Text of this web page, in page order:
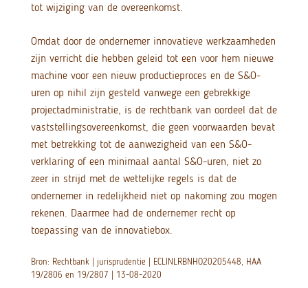
tot wijziging van de overeenkomst.
Omdat door de ondernemer innovatieve werkzaamheden
zijn verricht die hebben geleid tot een voor hem nieuwe
machine voor een nieuw productieproces en de S&O-
uren op nihil zijn gesteld vanwege een gebrekkige
projectadministratie, is de rechtbank van oordeel dat de
vaststellingsovereenkomst, die geen voorwaarden bevat
met betrekking tot de aanwezigheid van een S&O-
verklaring of een minimaal aantal S&O-uren, niet zo
zeer in strijd met de wettelijke regels is dat de
ondernemer in redelijkheid niet op nakoming zou mogen
rekenen. Daarmee had de ondernemer recht op
toepassing van de innovatiebox.
Bron: Rechtbank | jurisprudentie | ECLINLRBNHO20205448, HAA
19/2806 en 19/2807 | 13-08-2020